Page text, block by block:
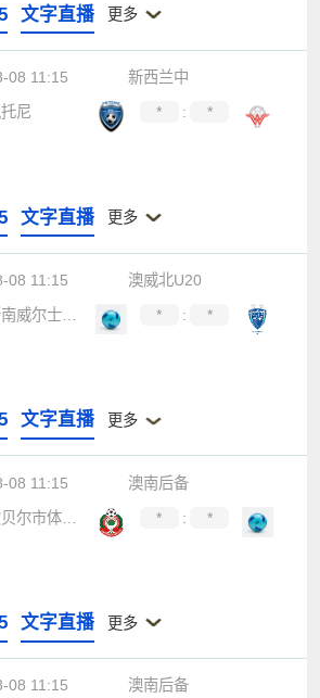
文字直播 更多
08 11:15
新西兰中
尼
* :
*
文字直播 更多
08 11:15
澳威北U20
新南威尔士大学U20
* :
*
文字直播 更多
08 11:15
澳南后备
坎贝尔市体育馆后备队
* :
*
文字直播 更多
08 11:15 澳南后备